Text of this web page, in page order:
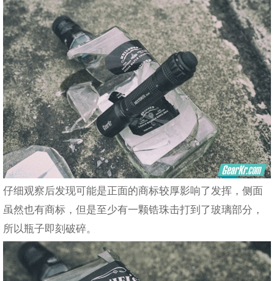
仔细观察后发现可能是正面的商标较厚影响了发挥，侧面
虽然也有商标，但是至少有一颗锆珠击打到了玻璃部分，
所以瓶子即刻破碎。